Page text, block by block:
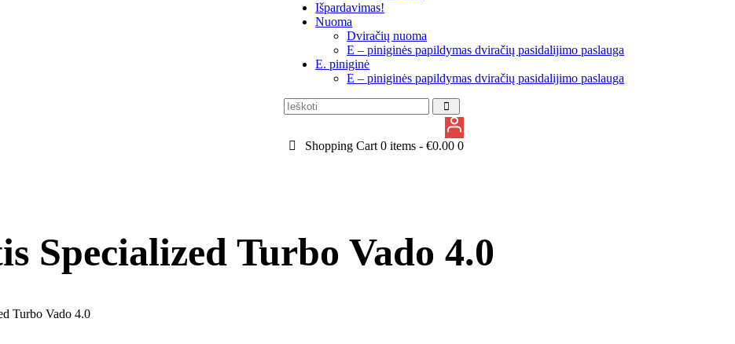
Išpardavimas!
Nuoma
Dviračių nuoma
E – piniginės papildymas dviračių pasidalijimo paslauga
E. piniginė
E – piniginės papildymas dviračių pasidalijimo paslauga
Shopping Cart 0 items - €0.00 0
Specialized Turbo Vado 4.0
Turbo Vado 4.0